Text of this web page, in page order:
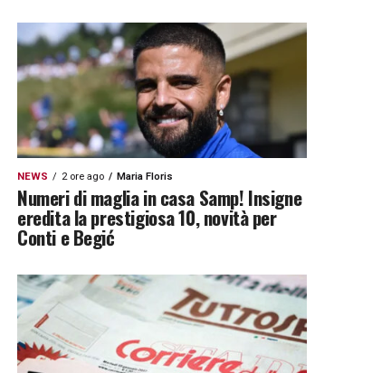
NEWS 2 ore ago Maria Floris
Numeri di maglia in casa Samp! Insigne
eredita la prestigiosa 10, novità per
Conti e Begić